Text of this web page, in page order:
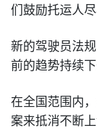
们鼓励托运人
新的驾驶员法
前的趋势持续
在全国范围内
案来抵消不断